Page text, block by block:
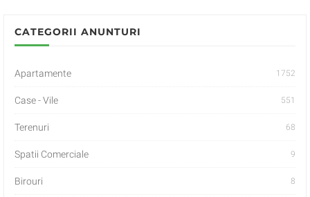
CATEGORII ANUNTURI
Apartamente 1752
Case - Vile 551
Terenuri 68
Spatii Comerciale 9
Birouri 8